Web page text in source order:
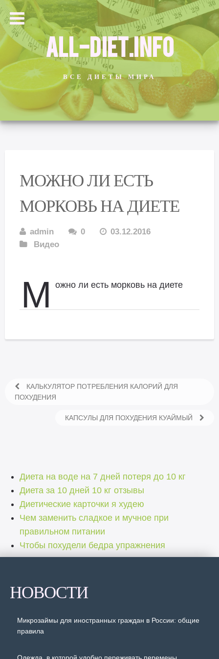
ALL-DIET.INFO
ВСЕ ДИЕТЫ МИРА
МОЖНО ЛИ ЕСТЬ
МОРКОВЬ НА ДИЕТЕ
admin 0
03.12.2016
Видео
М ожно ли есть морковь на диете
КАЛЬКУЛЯТОР ПОТРЕБЛЕНИЯ КАЛОРИЙ ДЛЯ
ПОХУДЕНИЯ
КАПСУЛЫ ДЛЯ ПОХУДЕНИЯ КУАЙМЫЙ
Диета на воде на 7 дней потеря до 10 кг
Диета за 10 дней 10 кг отзывы
Диетические карточки я худею
Чем заменить сладкое и мучное при
правильном питании
Чтобы похудели бедра упражнения
НОВОСТИ
Микрозаймы для иностранных граждан в России: общие
правила